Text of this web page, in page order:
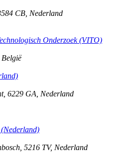
CB Nederland
Onderzoek (VITO)
België
, 6229 GA Nederland
5216 TV, Nederland